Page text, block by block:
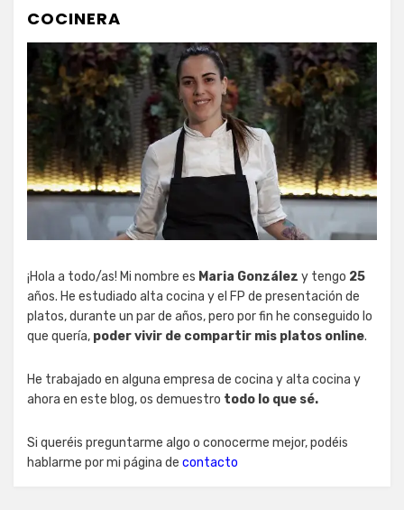
COCINERA
¡Hola a todo/as! Mi nombre es Maria González y tengo 25
años. He estudiado alta cocina y el FP de presentación de
platos, durante un par de años, pero por fin he conseguido lo
que quería, poder vivir de compartir mis platos online.
He trabajado en alguna empresa de cocina y alta cocina y
ahora en este blog, os demuestro todo lo que sé.
Si queréis preguntarme algo o conocerme mejor, podéis
hablarme por mi página de contacto